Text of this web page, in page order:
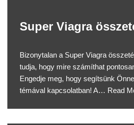
Super Viagra
Bizonytalan a Super Viagra
tudja, hogy mire számíthat
Engedje meg, hogy segítsünk
témával kapcsolatban! A… Read